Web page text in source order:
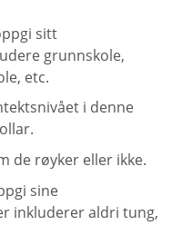
sitt
grunnskole,
etc.
i denne
de røyker eller ikke.
sine
inkluderer aldri tung,